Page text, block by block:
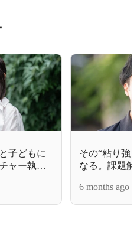
子どもに
ャー執行
その“粘り強
なる。課題
6 months ago